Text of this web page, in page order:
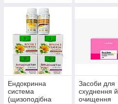
Ендокринна
система
(щизоподібна
Засоби для
схуднення й
очищення